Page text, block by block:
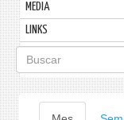
MEDIA
LINKS
Formulario
de
búsqueda
Solapas